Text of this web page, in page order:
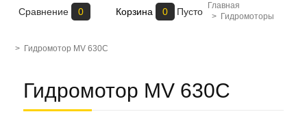
Сравнение 0 Корзина 0 Пусто
Главная
> Гидромоторы
> Гидромотор MV 630C
Гидромотор MV 630C